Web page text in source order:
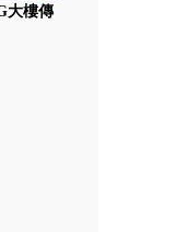
大樓傳